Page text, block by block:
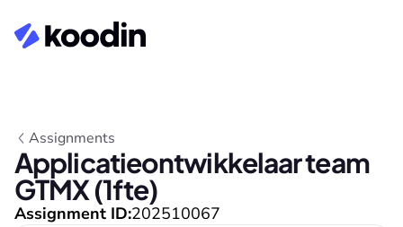
Assignments
Applicatieontwikkelaar team
GTMX (1fte)
Assignment ID:202510067